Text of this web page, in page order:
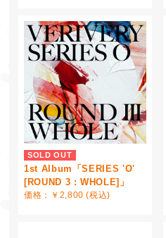
SOLD OUT
1st Album「SERIES 'O'
[ROUND 3 : WHOLE]」
価格：￥2,800 (税込)